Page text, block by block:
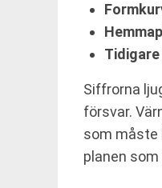
Siffrorna
försvar.
som måste
planen